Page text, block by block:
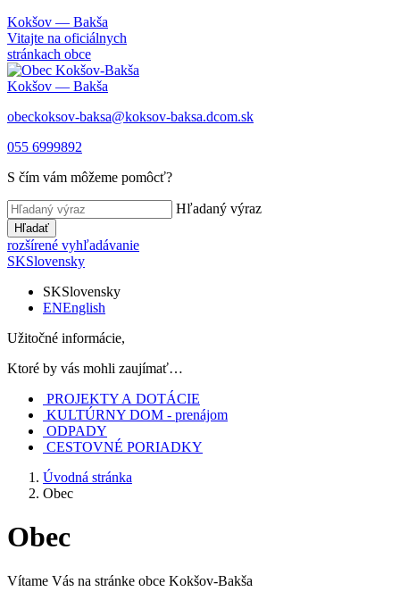
Kokšov — Bakša
Vitajte na oficiálnych
stránkach obce
Kokšov — Bakša
obeckoksov-baksa@koksov-baksa.dcom.sk
055 6999892
S čím vám môžeme pomôcť?
Hľadaný výraz
Hľadať
rozšírené vyhľadávanie
SKSlovensky
SKSlovensky
ENEnglish
Užitočné informácie,
Ktoré by vás mohli zaujímať…
PROJEKTY A DOTÁCIE
KULTÚRNY DOM - prenájom
ODPADY
CESTOVNÉ PORIADKY
Úvodná stránka
Obec
Obec
Vítame Vás na stránke obce Kokšov-Bakša